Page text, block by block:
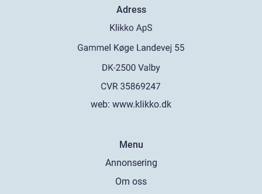
Adress
web: www.klikko.dk
Menu
Annonsering
Om oss